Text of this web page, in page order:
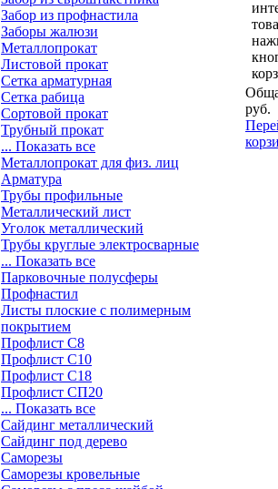
Забор из профнастила
Заборы жалюзи
Металлопрокат
Листовой прокат
Сетка арматурная
Сетка рабица
Сортовой прокат
Трубный прокат
... Показать все
Металлопрокат для физ. лиц
Арматура
Трубы профильные
Металлический лист
Уголок металлический
Трубы круглые электросварные
... Показать все
Парковочные полусферы
Профнастил
Листы плоские с полимерным
покрытием
Профлист С8
Профлист С10
Профлист С18
Профлист СП20
... Показать все
Сайдинг металлический
Cайдинг под дерево
Саморезы
Саморезы кровельные
руб.